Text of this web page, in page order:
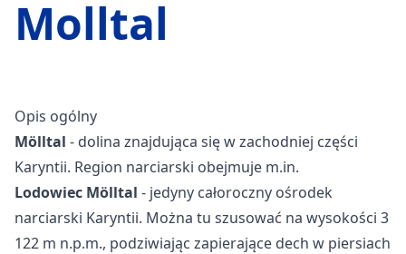
Molltal
Opis ogólny
Mölltal - dolina znajdująca się w zachodniej części
Karyntii. Region narciarski obejmuje m.in.
Lodowiec Mölltal - jedyny całoroczny ośrodek
narciarski Karyntii. Można tu szusować na wysokości 3
122 m n.p.m., podziwiając zapierające dech w piersiach